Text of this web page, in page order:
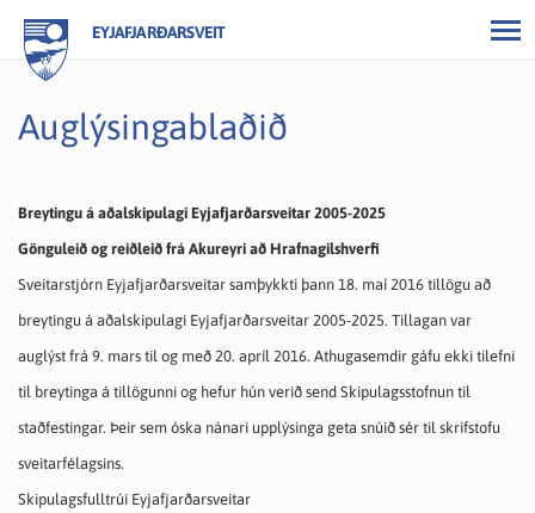
EYJAFJARÐARSVEIT
Auglýsingablaðið
Breytingu á aðalskipulagi Eyjafjarðarsveitar 2005-2025
Gönguleið og reiðleið frá Akureyri að Hrafnagilshverfi
Sveitarstjórn Eyjafjarðarsveitar samþykkti þann 18. maí 2016 tillögu að
breytingu á aðalskipulagi Eyjafjarðarsveitar 2005-2025. Tillagan var
auglýst frá 9. mars til og með 20. apríl 2016. Athugasemdir gáfu ekki tilefni
til breytinga á tillögunni og hefur hún verið send Skipulagsstofnun til
staðfestingar. Þeir sem óska nánari upplýsinga geta snúið sér til skrifstofu
sveitarfélagsins.
Skipulagsfulltrúi Eyjafjarðarsveitar